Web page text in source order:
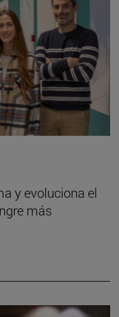
y evoluciona el
más